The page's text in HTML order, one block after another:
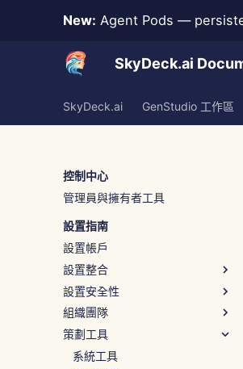
New: Agent Pods —
SkyDeck.ai
SkyDeck.ai GenStudio 工作區
控制中心
管理員與擁有者工具
設置指南
設置帳戶
設置整合
整合協助
設置安全性
身份驗證 (SSO)
組織團隊
新增群組
移除群組
策劃工具
系統工具